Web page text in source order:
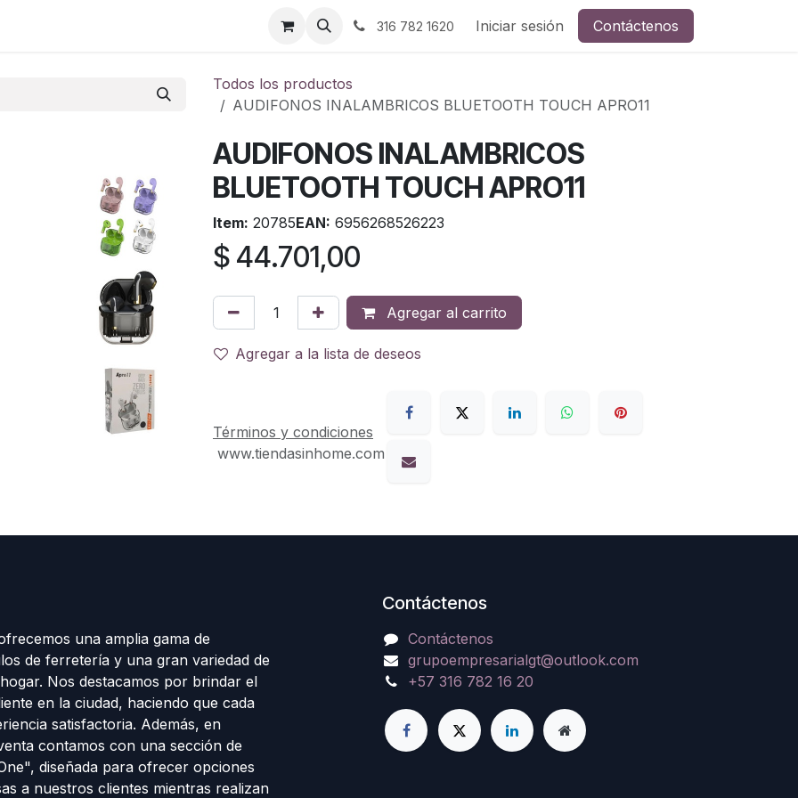
316 782 1620 Iniciar sesión Contáctenos
Todos los productos
AUDIFONOS INALAMBRICOS BLUETOOTH TOUCH APRO11
AUDIFONOS INALAMBRICOS
BLUETOOTH TOUCH APRO11
Item: 20785EAN: 6956268526223
$ 44.701,00
Agregar al carrito
Agregar a la lista de deseos
Términos y condiciones
www.tiendasinhome.com
una amplia gama de
de ferretería y una gran variedad de
Nos destacamos por brindar el
en la ciudad, haciendo que cada
satisfactoria. Además, en
contamos con una sección de
diseñada para ofrecer opciones
a nuestros clientes mientras realizan
Contáctenos
Contáctenos
grupoempresarialgt@outlook.com
+57 316 782 16 20